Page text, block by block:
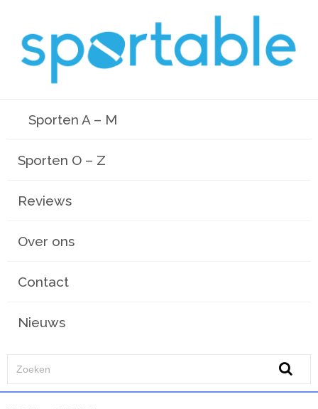
Sporten A – M
Sporten O – Z
Reviews
Over ons
Contact
Nieuws